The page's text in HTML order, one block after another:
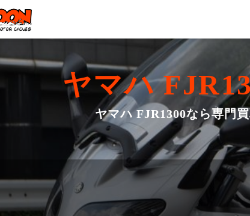
ヤマハ
ヤマハ FJR1300なら専門